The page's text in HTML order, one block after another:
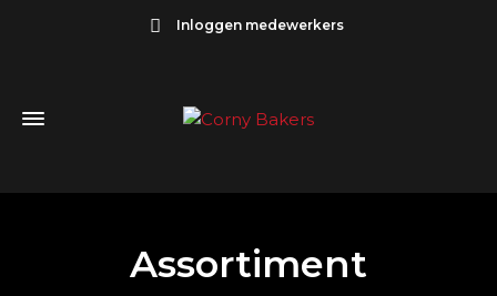
Inloggen medewerkers
Assortiment